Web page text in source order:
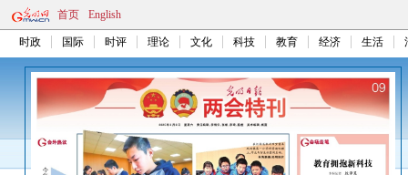
首页 English
时政 国际 时评 理论 文化 科技 教育 经济 生活